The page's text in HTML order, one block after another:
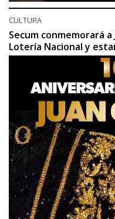
CULTURA
Secum conmemorará
Lotería Nacional y